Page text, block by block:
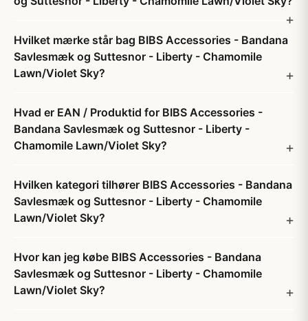
Hvilket mærke står bag BIBS Accessories - Bandana
Savlesmæk og Suttesnor - Liberty - Chamomile
Lawn/Violet Sky?
Hvad er EAN / Produktid for BIBS Accessories -
Bandana Savlesmæk og Suttesnor - Liberty -
Chamomile Lawn/Violet Sky?
Hvilken kategori tilhører BIBS Accessories - Bandana
Savlesmæk og Suttesnor - Liberty - Chamomile
Lawn/Violet Sky?
Hvor kan jeg købe BIBS Accessories - Bandana
Savlesmæk og Suttesnor - Liberty - Chamomile
Lawn/Violet Sky?